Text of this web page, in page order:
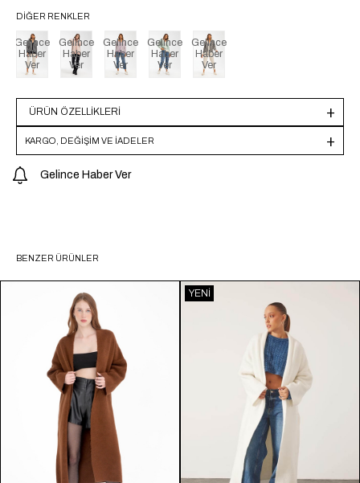
DIĞER RENKLER
Gelince
Haber
Ver
Gelince
Haber
Ver
Gelince
Haber
Ver
Gelince
Haber
Ver
Gelince
Haber
Ver
ÜRÜN ÖZELLIKLERI
KARGO, DEĞİŞİM VE İADELER
Gelince Haber Ver
BENZER ÜRÜNLER
YENI